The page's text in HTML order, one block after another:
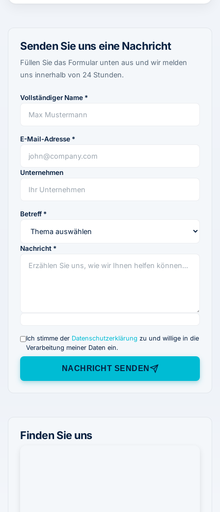
Senden Sie uns eine Nachricht
Füllen Sie das Formular unten aus und wir melden
uns innerhalb von 24 Stunden.
Vollständiger Name *
E-Mail-Adresse *
Unternehmen
Betreff *
Nachricht *
Ich stimme der Datenschutzerklärung zu und willige in die
Verarbeitung meiner Daten ein.
NACHRICHT SENDEN
Finden Sie uns